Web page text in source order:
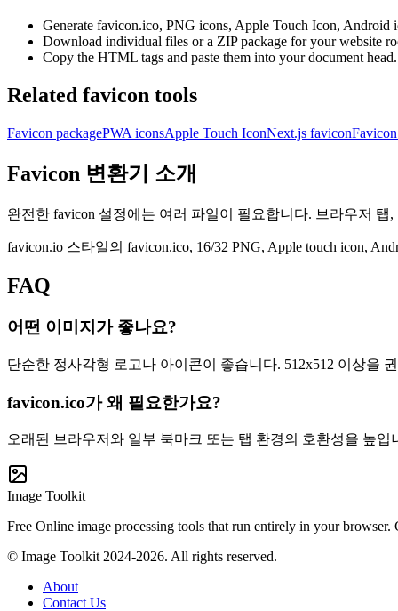
Generate favicon.ico, PNG icons, Apple Touch Icon, Android
Download individual files or a ZIP package for your website
Copy the HTML tags and paste them into your document head.
Related favicon tools
Favicon packagePWA iconsApple Touch IconNext.js favicon
Favicon 변환기 소개
완전한 favicon 설정에는 여러 파일이 필요합니다. 브라우저
favicon.io 스타일의 favicon.ico, 16/32 PNG, Apple touch icon,
FAQ
어떤 이미지가 좋나요?
단순한 정사각형 로고나 아이콘이 좋습니다. 512x512 이상을
favicon.ico가 왜 필요한가요?
오래된 브라우저와 일부 북마크 또는 탭 환경의 호환성을 높입
Image Toolkit
Free Online image processing tools that run entirely in your
© Image Toolkit 2024-2026. All rights reserved.
About
Contact Us